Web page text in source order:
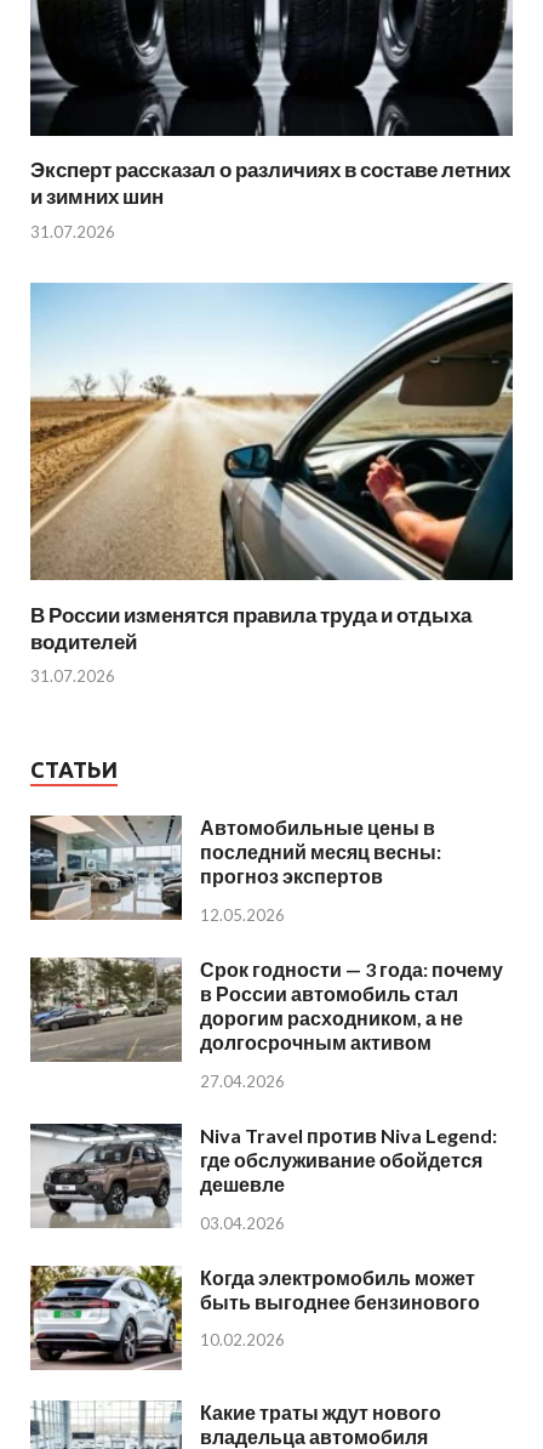
Эксперт рассказал о различиях в составе летних
и зимних шин
31.07.2026
В России изменятся правила труда и отдыха
водителей
31.07.2026
СТАТЬИ
Автомобильные цены в
последний месяц весны:
прогноз экспертов
12.05.2026
Срок годности — 3 года: почему
в России автомобиль стал
дорогим расходником, а не
долгосрочным активом
27.04.2026
Niva Travel против Niva Legend:
где обслуживание обойдется
дешевле
03.04.2026
Когда электромобиль может
быть выгоднее бензинового
10.02.2026
Какие траты ждут нового
владельца автомобиля